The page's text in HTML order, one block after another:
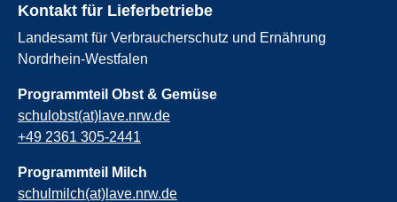
Kontakt für Lieferbetriebe
Landesamt für Verbraucherschutz und Ernährung
Nordrhein-Westfalen
Programmteil Obst & Gemüse
schulobst(at)lave.nrw.de
+49 2361 305-2441
Programmteil Milch
schulmilch(at)lave.nrw.de